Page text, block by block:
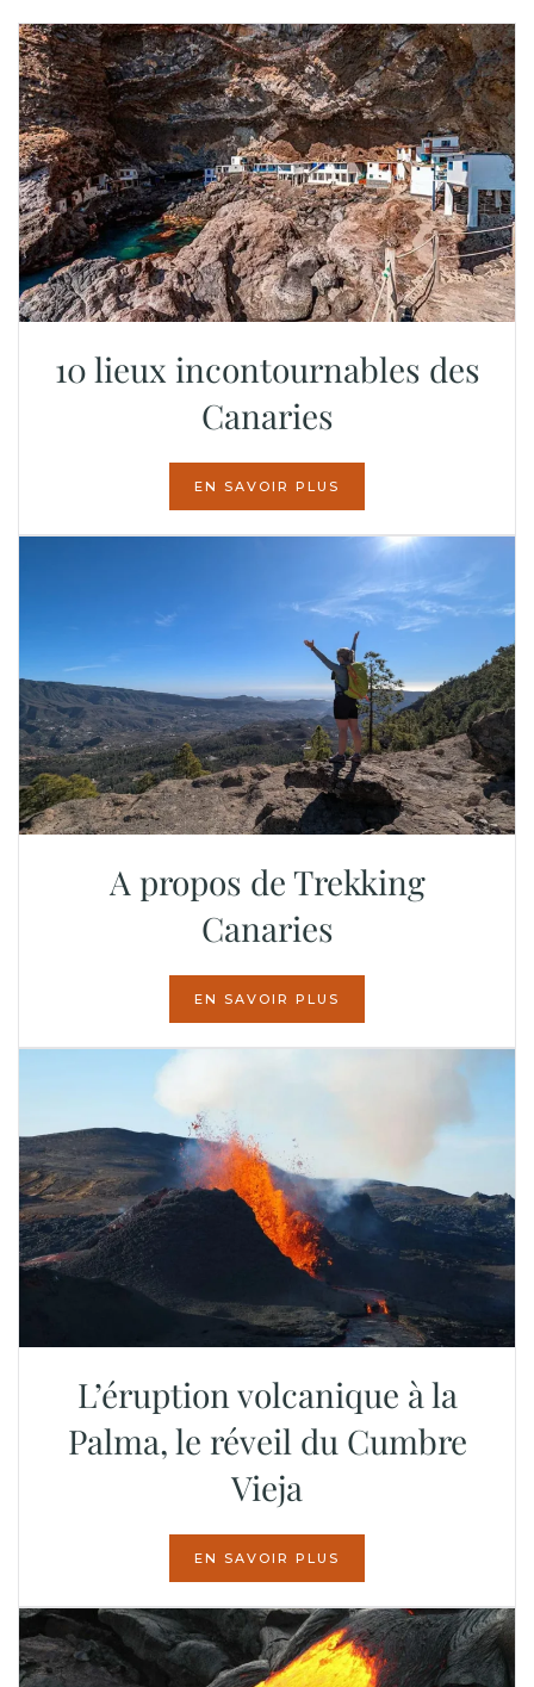
10 lieux incontournables des
Canaries
EN SAVOIR PLUS
A propos de Trekking
Canaries
EN SAVOIR PLUS
L’éruption volcanique à la
Palma, le réveil du Cumbre
Vieja
EN SAVOIR PLUS